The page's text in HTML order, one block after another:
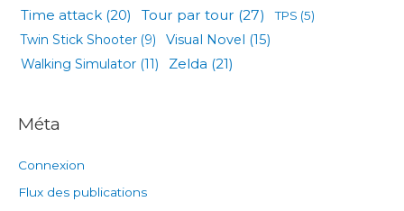
Time attack (20) Tour par tour (27) TPS (5)
Twin Stick Shooter (9) Visual Novel (15)
Walking Simulator (11) Zelda (21)
Méta
Connexion
Flux des publications